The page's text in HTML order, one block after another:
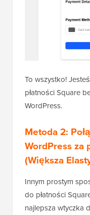
To wszystko!
płatności Square
WordPress.
Metoda 2:
WordPress za
(Większa
Innym prostym
do płatności
najlepsza wtyczka